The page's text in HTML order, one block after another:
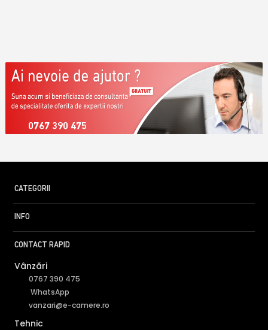
0767 390 475
CATEGORII
INFO
CONTACT RAPID
Vânzări
0767 390 475
WhatsApp
vanzari@e-camere.ro
Tehnic